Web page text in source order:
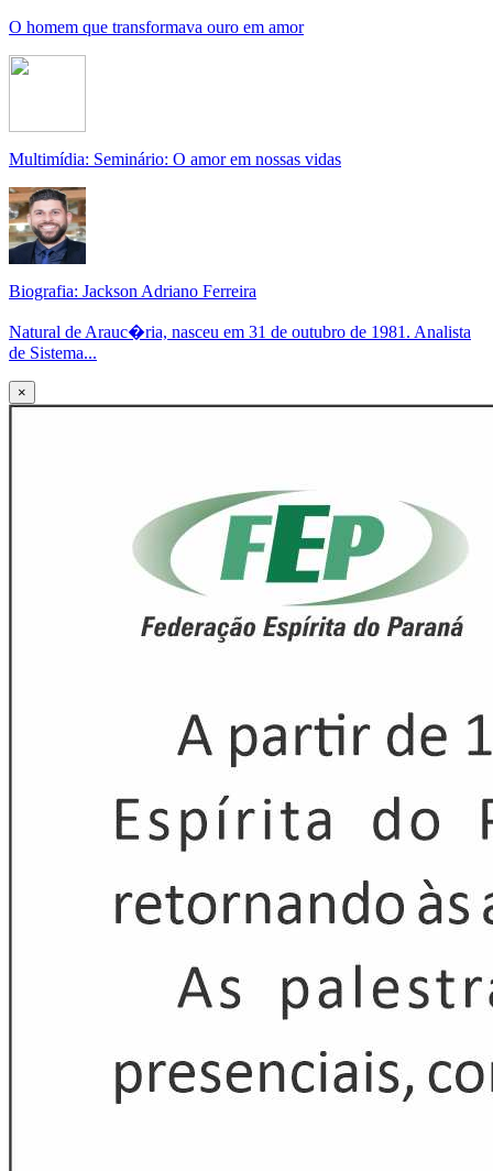
O homem que transformava ouro em amor
Multimídia: Seminário: O amor em nossas vidas
Biografia: Jackson Adriano Ferreira
Natural de Arauc�ria, nasceu em 31 de outubro de 1981. Analista
de Sistema...
×